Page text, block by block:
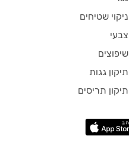
ניקוי שטיחים
צבעי
שיפוצים
תיקון גגות
תיקון תריסים